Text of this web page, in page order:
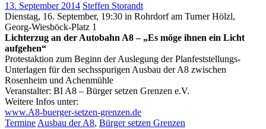
13. September 2014 Steffen Storandt
Dienstag, 16. September, 19:30 in Rohrdorf am Turner Hölzl,
Georg-Wiesböck-Platz 1
Lichterzug an der Autobahn A8 – „Es möge ihnen ein Licht
aufgehen“
Protestaktion zum Beginn der Auslegung der Planfeststellungs-
Unterlagen für den sechsspurigen Ausbau der A8 zwischen
Rosenheim und Achenmühle
Veranstalter: BI A8 – Bürger setzen Grenzen e.V.
Weitere Infos unter:
www.A8-buerger-setzen-grenzen.de
TermineAusbau der A8, Bürger setzen Grenzen